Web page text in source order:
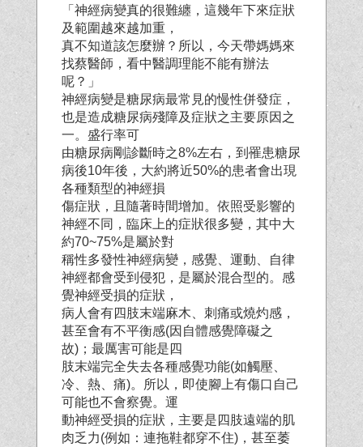
「神經病變真的很難纏，這幾年下來症狀
及範圍越來越加重，
真不知道該怎麼辦？所以，今天帶媽媽來
找蔡醫師，看中醫調理能不能有辦法
呢？」
神經病變是糖尿病最常見的慢性併發症，
也是造成糖尿病殘障及症狀之主要原因之
一。盛行率可
由糖尿病剛診斷時之8%左右，到罹患糖尿
病後10年後，大約將近50%的患者會出現
各種類型的神經損
傷症狀，且隨著時間增加。依照受影響的
神經不同，臨床上的症狀很多變，其中大
約70~75%是屬於對
稱性多發性神經病變，感覺、運動、自律
神經都會受到侵犯，是屬於混合型的。感
覺神經受損的症狀，
病人會有四肢末端麻木、刺痛或燒灼感，
甚至會有不平衡感(因自體感覺障礙之
故)；最厲害可能是四
肢末端完全失去各種感覺功能(如觸壓、
冷、熱、痛)。所以，即使腳上有傷口自己
可能也不會察覺。運
動神經受損的症狀，主要是四肢遠端的肌
肉乏力(例如：連拖鞋都穿不住)，甚至萎